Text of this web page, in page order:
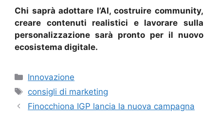
Chi saprà adottare l’AI, costruire community,
creare contenuti realistici e lavorare sulla
personalizzazione sarà pronto per il nuovo
ecosistema digitale.
Categorie
Innovazione
Tag
consigli di marketing
Finocchiona IGP lancia la nuova campagna